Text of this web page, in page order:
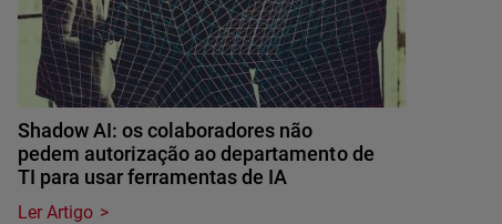
Shadow AI: os colaboradores não
pedem autorização ao departamento de
TI para usar ferramentas de IA
Ler Artigo